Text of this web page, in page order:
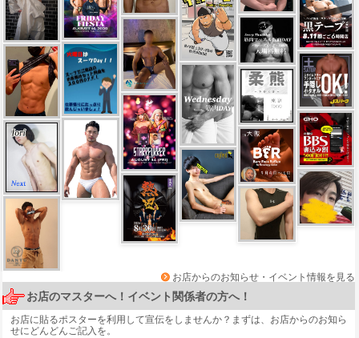
お店からのお知らせ・イベント情報を見る
お店のマスターへ！イベント関係者の方へ！
お店に貼るポスターを利用して宣伝をしませんか？まずは、 お店からのお知ら
せにどんどんご記入を。